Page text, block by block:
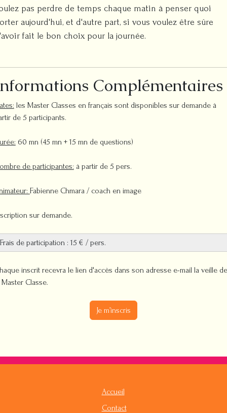
pas perdre de temps chaque matin à penser quoi
aujourd'hui, et d'autre part, si vous voulez être sûre
fait le bon choix pour la journée.
Complémentaires
les Master Classes en français sont disponibles sur demande à
de 5 participants.
60 mn (45 mn + 15 mn de questions)
de participantes: à partir de 5 pers.
Fabienne Chmara / coach en image
sur demande.
Frais de participation : 15 € / pers.
inscrit recevra le lien d'accès dans son adresse e-mail la veille de
Master Classe.
Je m’inscris
Accueil
Contact